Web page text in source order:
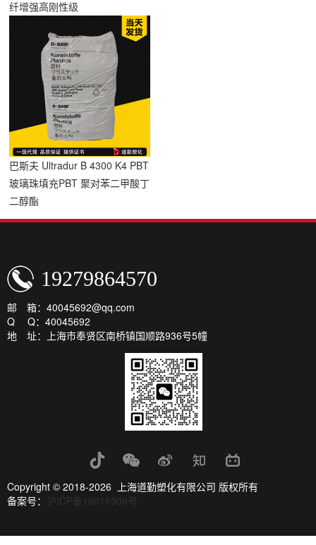
纤增强高刚性级
巴斯夫 Ultradur B 4300 K4 PBT
玻璃珠填充PBT 聚对苯二甲酸丁
二醇酯
19279864570
邮 箱：40045692@qq.com
Q Q：40045692
地 址：上海市奉贤区南桥镇国顺路936号5幢
Copyright © 2018-2026 上海道勤塑化有限公司 版权所有
备案号： 沪ICP备19016906号